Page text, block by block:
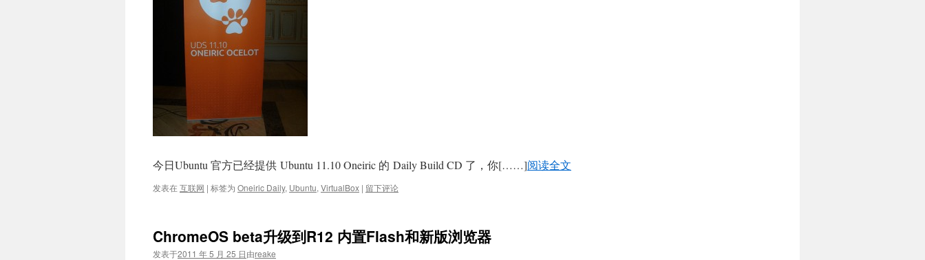
今日Ubuntu 官方已经提供 Ubuntu 11.10 Oneiric 的 Daily Build CD 了，你[……]阅读全文
发表在互联网 | 标签为 Oneiric Daily, Ubuntu, VirtualBox | 留下评论
ChromeOS beta升级到R12 内置Flash和新版浏览器
发表于2011 年 5 月 25 日由reake